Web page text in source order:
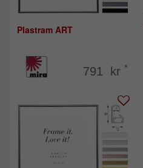
Plastram ART
791 kr *